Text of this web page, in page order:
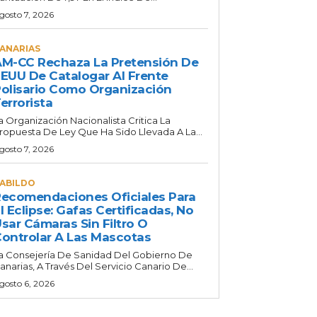
7, 2026
CC Rechaza La Pretensión De
De Catalogar Al Frente
Como Organización
Organización Nacionalista Critica La
De Ley Que Ha Sido Llevada A La...
7, 2026
Oficiales Para
Eclipse: Gafas Certificadas, No
Cámaras Sin Filtro O
A Las Mascotas
Consejería De Sanidad Del Gobierno De
A Través Del Servicio Canario De...
6, 2026